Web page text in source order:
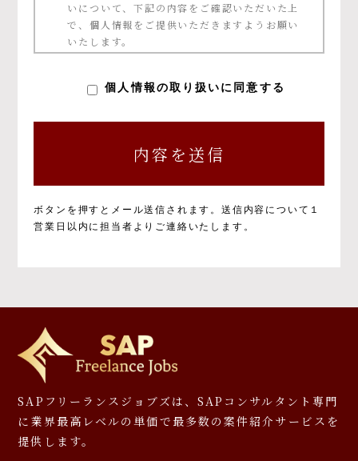
いについて、下記の内容をご確認いただいた上
で、個人情報をご提供いただきますようお願い
いたします。
以下のとおりです。
③ご本人の承諾に基づく、当社サービス利用
企業への個人情報提供
ー等への応募、プレゼント発送等
※お預かりした書類については、一部お返しで
きないことがありますのでご了承ください。
個人情報を提供しなかった場合に生じる結
果について
必要となる項目を入力いただかない場合は、本
個人情報の取り扱いに同意する
ボタンを押すとメール送信されます。 送信内容について１
営業日以内に担当者よりご連絡いたします。
SAPフリーランスジョブズは、SAPコンサルタント専門
に 業界最高レベルの単価で最多数の案件紹介サービスを
提供します。